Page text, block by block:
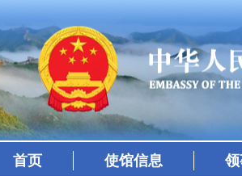
首页 使馆信息